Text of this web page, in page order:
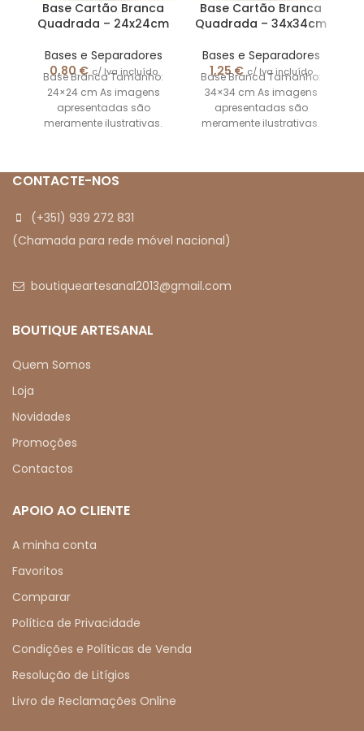
Base Cartão Branca
Quadrada – 24x24cm
Bases e Separadores
0,80 € c/ Iva incluído
Base Branca Tamanho:
24×24 cm As imagens
apresentadas são
meramente ilustrativas.
Base Cartão Branca
Quadrada – 34x34cm
Bases e Separadores
1,25€ c/ Iva incluído
Base Branca Tamanho:
34×34 cm As imagens
apresentadas são
meramente ilustrativas.
CONTACTE-NOS
(+351) 939 272 831
(Chamada para rede móvel nacional)
boutiqueartesanal2013@gmail.com
BOUTIQUE ARTESANAL
Quem Somos
Loja
Novidades
Promoções
Contactos
APOIO AO CLIENTE
A minha conta
Favoritos
Comparar
Política de Privacidade
Condições e Políticas de Venda
Resolução de Litígios
Livro de Reclamações Online